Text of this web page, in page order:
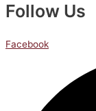
Follow Us
Facebook